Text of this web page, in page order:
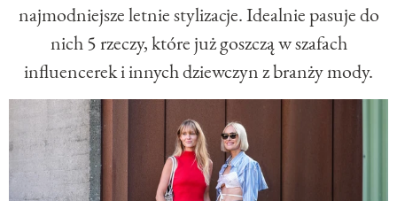
najmodniejsze letnie stylizacje. Idealnie pasuje do
nich 5 rzeczy, które już goszczą w szafach
influencerek i innych dziewczyn z branży mody.